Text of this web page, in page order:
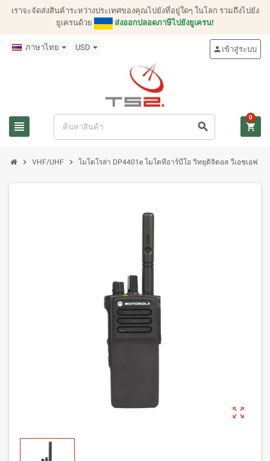
เราจะจัดส่งสินค้าระหว่างประเทศของคุณไปยังที่อยู่ใดๆ ในโลก รวมถึงไปยัง
ยูเครนด้วย
ส่งออกปลอดภาษีไปยังยูเครน!
ภาษาไทย USD
view_headline search
person เข้าสู่ระบบ
shopping_cart
0
chevron_right VHF/UHF chevron_right โมโตโรล่า DP4401e โมโตทีอาร์บีโอ วิทยุดิจิตอล วีเอชเอฟ
zoom_out_map